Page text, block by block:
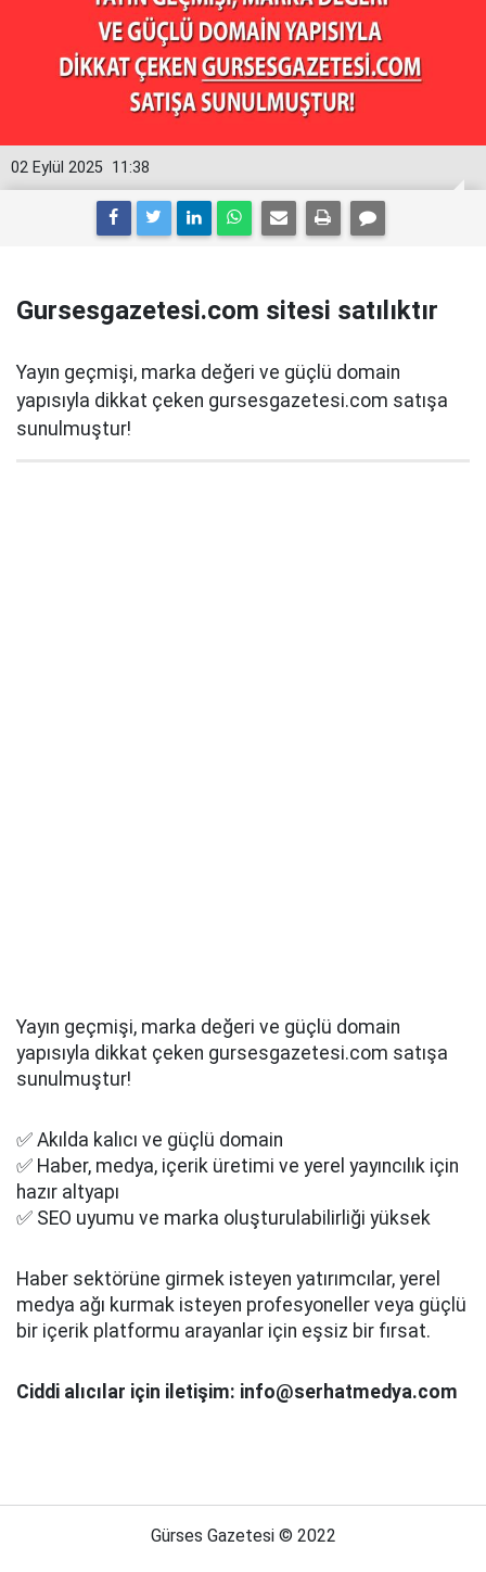
11:38
02 Eylül 2025
Gursesgazetesi.com sitesi satılıktır
Yayın geçmişi, marka değeri ve güçlü domain
yapısıyla dikkat çeken gursesgazetesi.com satışa
sunulmuştur!
Yayın geçmişi, marka değeri ve güçlü domain
yapısıyla dikkat çeken gursesgazetesi.com satışa
sunulmuştur!
✅ Akılda kalıcı ve güçlü domain
✅ Haber, medya, içerik üretimi ve yerel yayıncılık için
hazır altyapı
✅ SEO uyumu ve marka oluşturulabilirliği yüksek
Haber sektörüne girmek isteyen yatırımcılar, yerel
medya ağı kurmak isteyen profesyoneller veya güçlü
bir içerik platformu arayanlar için eşsiz bir fırsat.
Ciddi alıcılar için iletişim: info@serhatmedya.com
Gürses Gazetesi © 2022